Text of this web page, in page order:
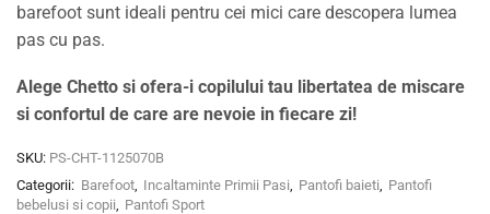
barefoot sunt ideali pentru cei mici care descopera lumea
pas cu pas.
Alege Chetto si ofera-i copilului tau libertatea de miscare
si confortul de care are nevoie in fiecare zi!
SKU: PS-CHT-1125070B
Categorii: Barefoot Incaltaminte Primii Pasi Pantofi baieti
Pantofi
bebelusi si copii
Pantofi Sport